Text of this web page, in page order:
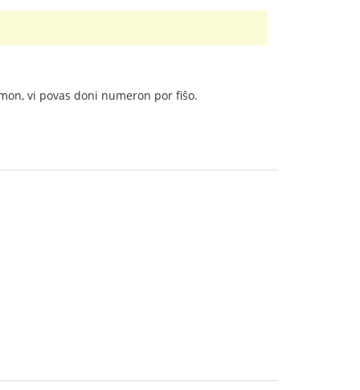
vi povas doni numeron por fiŝo.